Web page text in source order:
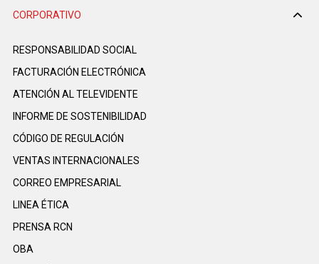
CORPORATIVO
RESPONSABILIDAD SOCIAL
FACTURACIÓN ELECTRÓNICA
ATENCIÓN AL TELEVIDENTE
INFORME DE SOSTENIBILIDAD
CÓDIGO DE REGULACIÓN
VENTAS INTERNACIONALES
CORREO EMPRESARIAL
LINEA ÉTICA
PRENSA RCN
OBA